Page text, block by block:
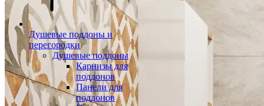
Душевые поддоны и
перегородки
Душевые поддоны
Карнизы для
поддонов
Панели для
поддонов